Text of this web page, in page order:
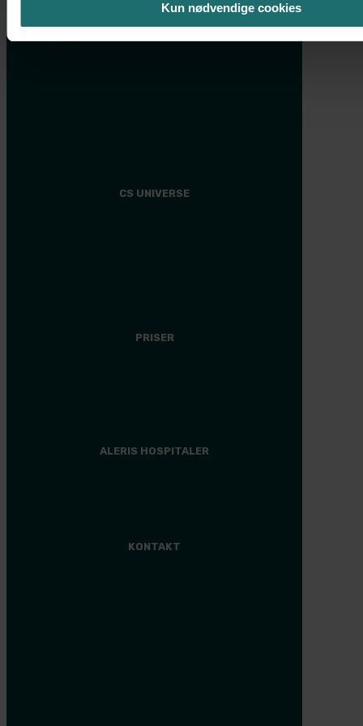
Kun nødvendige cookies
Mommy makeover
Ansigtsløft
CS UNIVERSE
PRISER
ALERIS HOSPITALER
KONTAKT